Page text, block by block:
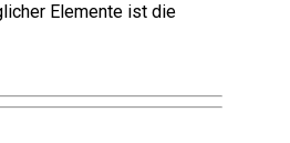
Elemente ist die